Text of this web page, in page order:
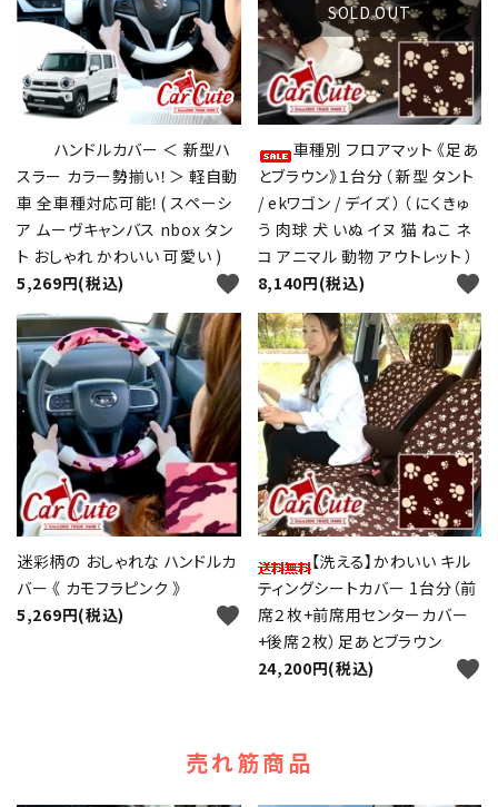
ハンドルカバー ＜ 新型ハ
スラー カラー勢揃い！＞ 軽自動
車 全車種対応可能！( スペーシ
ア ムーヴキャンバス nbox タン
ト おしゃれ かわいい 可愛い )
5,269円(税込)
favorite
SOLD OUT
車種別 フロアマット 《足あ
とブラウン》１台分（ 新型 タント
/ ekワゴン / デイズ ）（ にくきゅ
う 肉球 犬 いぬ イヌ 猫 ねこ ネ
コ アニマル 動物 アウトレット ）
8,140円(税込)
favorite
迷彩柄の おしゃれな ハンドルカ
バー 《 カモフラピンク 》
5,269円(税込)
favorite
【洗える】かわいい キル
ティングシートカバー 1台分（前
席２枚+前席用センターカバー
+後席２枚）足あとブラウン
24,200円(税込)
favorite
売れ筋商品